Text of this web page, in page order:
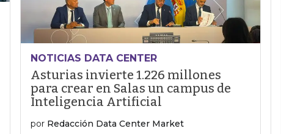
NOTICIAS DATA CENTER
Asturias invierte 1.226 millones
para crear en Salas un campus de
Inteligencia Artificial
por Redacción Data Center Market